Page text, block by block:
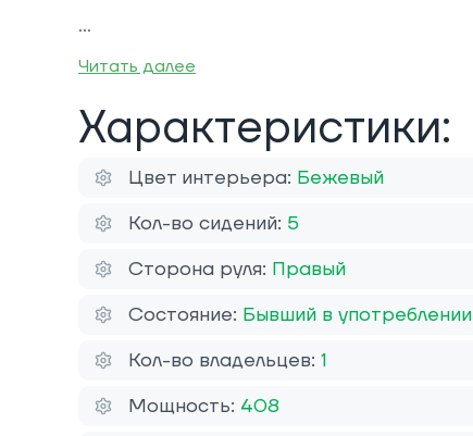
Читать далее
Характеристики:
Цвет интерьера: Бежевый
Кол-во сидений: 5
Сторона руля: Правый
Состояние: Бывший в употреблении
Кол-во владельцев: 1
Мощность: 408